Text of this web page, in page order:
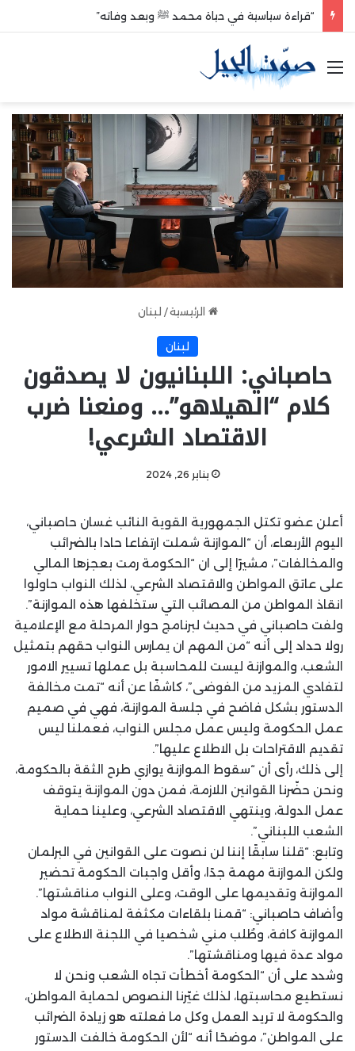
“قراءة سياسية في حياة محمد ﷺ وبعد وفاته”
القائمة
الرئيسية / لبنان
لبنان
حاصباني: اللبنانيون لا يصدقون
كلام “الهيلاهو”… ومنعنا ضرب
الاقتصاد الشرعي!
يناير 26, 2024
أعلن عضو تكتل الجمهورية القوية النائب غسان حاصباني،
اليوم الأربعاء، أن “الموازنة شملت ارتفاعا حادا بالضرائب
والمخالفات”، مشيرًا إلى ان “الحكومة رمت بعجزها المالي
على عاتق المواطن والاقتصاد الشرعي، لذلك النواب حاولوا
انقاذ المواطن من المصائب التي ستخلفها هذه الموازنة”.
ولفت حاصباني في حديث لبرنامج حوار المرحلة مع الإعلامية
رولا حداد إلى أنه “من المهم ان يمارس النواب حقهم بتمثيل
الشعب، والموازنة ليست للمحاسبة بل عملها تسيير الامور
لتفادي المزيد من الفوضى”، كاشفًا عن أنه “تمت مخالفة
الدستور بشكل فاضح في جلسة الموازنة، فهي في صميم
عمل الحكومة وليس عمل مجلس النواب، فعملنا ليس
تقديم الاقتراحات بل الاطلاع عليها”.
إلى ذلك، رأى أن “سقوط الموازنة يوازي طرح الثقة بالحكومة،
ونحن حضّرنا القوانين اللازمة، فمن دون الموازنة يتوقف
عمل الدولة، وينتهي الاقتصاد الشرعي، وعلينا حماية
الشعب اللبناني”.
وتابع: “قلنا سابقًا إننا لن نصوت على القوانين في البرلمان
ولكن الموازنة مهمة جدًا، وأقل واجبات الحكومة تحضير
الموازنة وتقديمها على الوقت، وعلى النواب مناقشتها”.
وأضاف حاصباني: “قمنا بلقاءات مكثفة لمناقشة مواد
الموازنة كافة، وطُلب مني شخصيا في اللجنة الاطلاع على
مواد عدة فيها ومناقشتها”.
وشدد على أن “الحكومة أخطأت تجاه الشعب ونحن لا
نستطيع محاسبتها، لذلك غيّرنا النصوص لحماية المواطن،
والحكومة لا تريد العمل وكل ما فعلته هو زيادة الضرائب
على المواطن”، موضحًا أنه “لأن الحكومة خالفت الدستور